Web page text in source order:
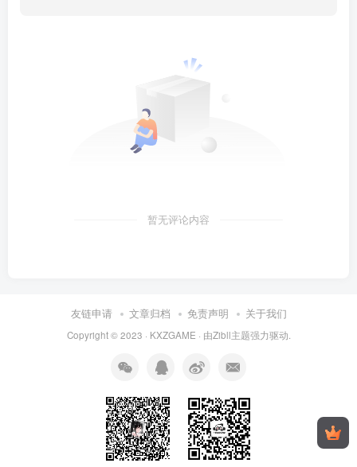
暂无评论内容
友链申请 文章归档 免责声明 关于我们
Copyright © 2023 · KXZGAME · 由Zibll主题强力驱动.